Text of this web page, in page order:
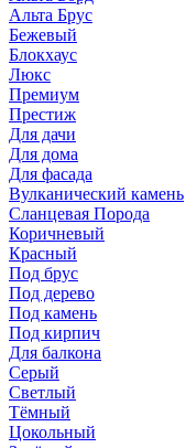
Альта Брус
Бежевый
Блокхаус
Люкс
Премиум
Престиж
Для дачи
Для дома
Для фасада
Вулканический камень
Сланцевая Порода
Коричневый
Красный
Под брус
Под дерево
Под камень
Под кирпич
Для балкона
Серый
Светлый
Тёмный
Цокольный